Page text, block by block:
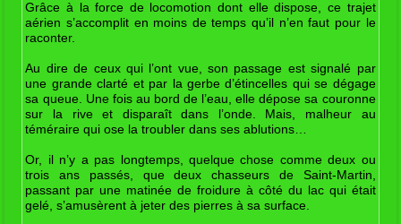
Grâce à la force de locomotion dont elle dispose, ce trajet
aérien s’accomplit en moins de temps qu’il n’en faut pour le
raconter.
Au dire de ceux qui l’ont vue, son passage est signalé par
une grande clarté et par la gerbe d’étincelles qui se dégage
sa queue. Une fois au bord de l’eau, elle dépose sa couronne
sur la rive et disparaît dans l’onde. Mais, malheur au
téméraire qui ose la troubler dans ses ablutions…
Or, il n’y a pas longtemps, quelque chose comme deux ou
trois ans passés, que deux chasseurs de Saint-Martin,
passant par une matinée de froidure à côté du lac qui était
gelé, s’amusèrent à jeter des pierres à sa surface.